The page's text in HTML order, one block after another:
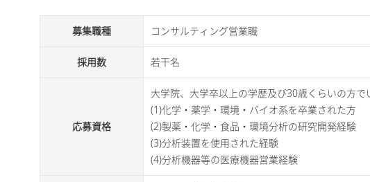
募集職種 コンサルティング営業職
採用数 若干名
応募資格
大学院、大学卒以上の学歴及び30歳くらいの方
(1)化学・薬学・環境・バイオ系を卒業された方
(2)製薬・化学・食品・環境分析の研究開発経験
(3)分析装置を使用された経験
(4)分析機器等の医療機器営業経験